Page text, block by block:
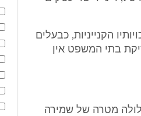
הקנייניות, כבעלים
בתי המשפט אין
כלולה מטרה של שמירה